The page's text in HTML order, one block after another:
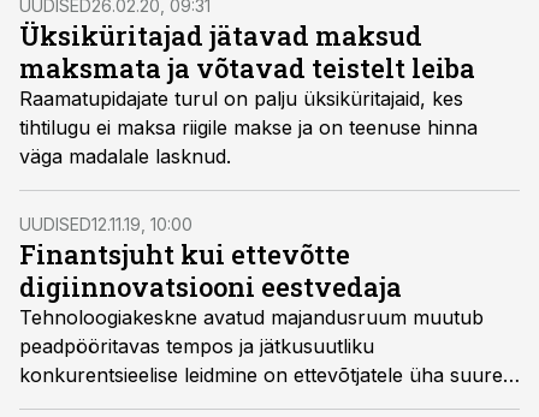
koolitajakogemuse põhjal tekkinud selline vastus: iga
juhi esmane ülesanne on luua tugevad suhted oma
meeskonnaga. Kõik muu juhtub iseenesest!
UUDISED26.02.20, 09:31
Üksiküritajad jätavad maksud
maksmata ja võtavad teistelt leiba
Raamatupidajate turul on palju üksiküritajaid, kes
tihtilugu ei maksa riigile makse ja on teenuse hinna
väga madalale lasknud.
UUDISED12.11.19, 10:00
Finantsjuht kui ettevõtte
digiinnovatsiooni eestvedaja
Tehnoloogiakeskne avatud majandusruum muutub
peadpööritavas tempos ja jätkusuutliku
konkurentsieelise leidmine on ettevõtjatele üha suurem
proovikivi. Kliendid ja andmed on muutumas ettevõtete